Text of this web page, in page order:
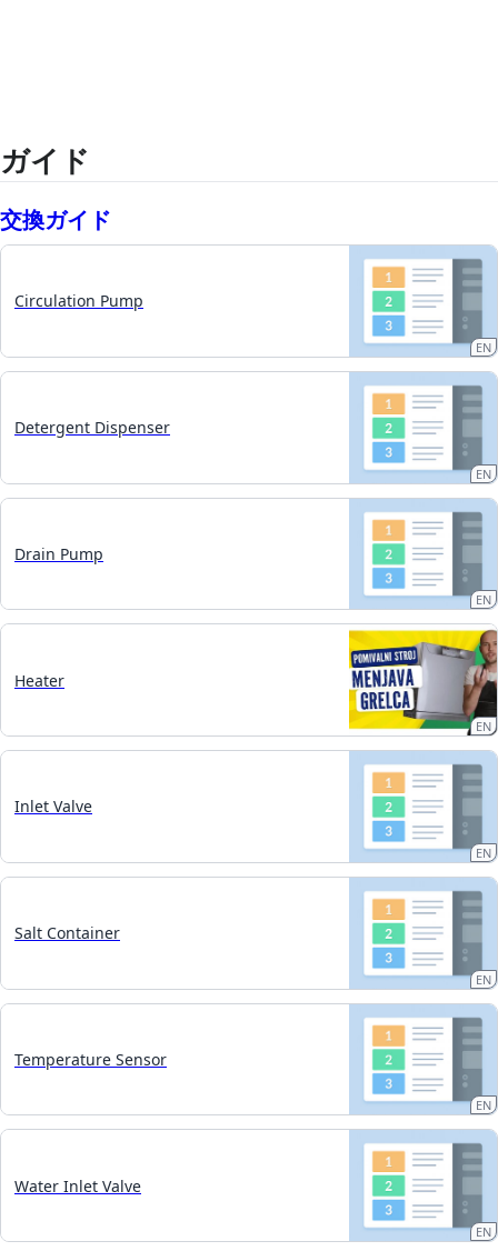
ガイド
交換ガイド
Circulation Pump
EN
Detergent Dispenser
EN
Drain Pump
EN
Heater
EN
Inlet Valve
EN
Salt Container
EN
Temperature Sensor
EN
Water Inlet Valve
EN